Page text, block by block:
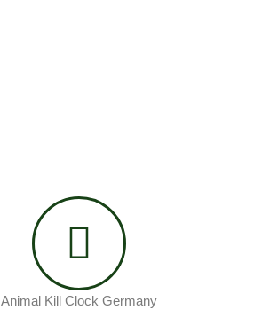
Animal Kill Clock Germany